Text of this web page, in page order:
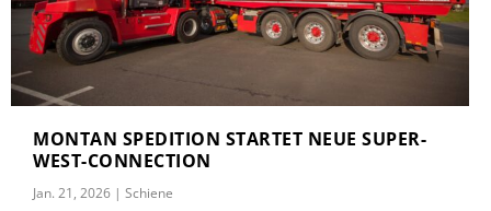
MONTAN SPEDITION STARTET NEUE SUPER-
WEST-CONNECTION
Jan. 21, 2026 |Schiene